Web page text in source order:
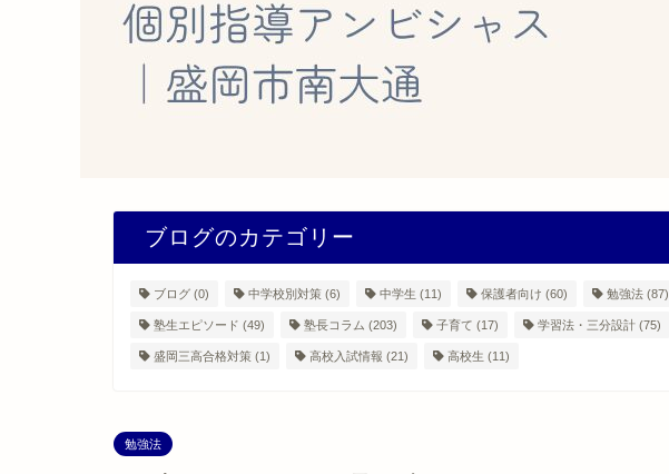
ブログのカテゴリー
ブログ (0) 中学校別対策 (6) 中学生 (11) 保護者向け (60) 勉強法 (87)
塾生エピソード (49) 塾長コラム (203) 子育て (17) 学習法・三分設計 (75)
盛岡三高合格対策 (1) 高校入試情報 (21) 高校生 (11)
勉強法